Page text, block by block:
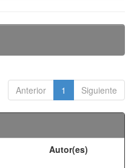
Anterior 1 Siguiente
Autor(es)